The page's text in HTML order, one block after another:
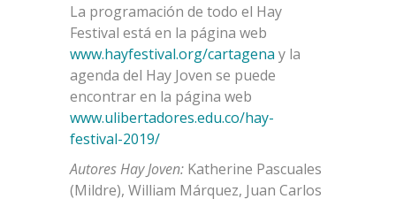
La programación de todo el Hay
Festival está en la página web
www.hayfestival.org/cartagena y la
agenda del Hay Joven se puede
encontrar en la página web
www.ulibertadores.edu.co/hay-
festival-2019/
Autores Hay Joven: Katherine Pascuales
(Mildre), William Márquez, Juan Carlos